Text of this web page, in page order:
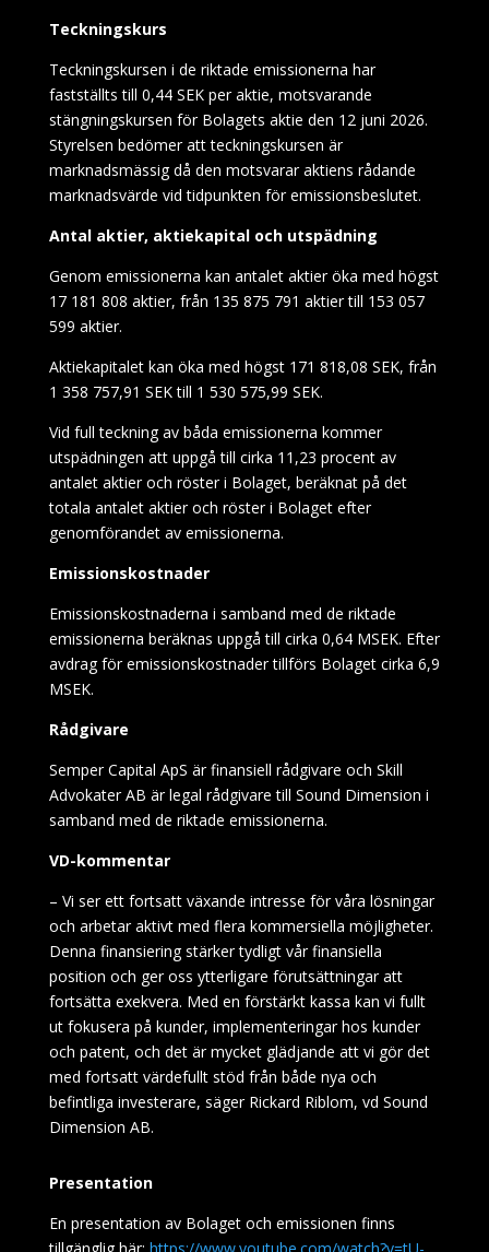
Teckningskurs
Teckningskursen i de riktade emissionerna har
fastställts till 0,44 SEK per aktie, motsvarande
stängningskursen för Bolagets aktie den 12 juni 2026.
Styrelsen bedömer att teckningskursen är
marknadsmässig då den motsvarar aktiens rådande
marknadsvärde vid tidpunkten för emissionsbeslutet.
Antal aktier, aktiekapital och utspädning
Genom emissionerna kan antalet aktier öka med högst
17 181 808 aktier, från 135 875 791 aktier till 153 057
599 aktier.
Aktiekapitalet kan öka med högst 171 818,08 SEK, från
1 358 757,91 SEK till 1 530 575,99 SEK.
Vid full teckning av båda emissionerna kommer
utspädningen att uppgå till cirka 11,23 procent av
antalet aktier och röster i Bolaget, beräknat på det
totala antalet aktier och röster i Bolaget efter
genomförandet av emissionerna.
Emissionskostnader
Emissionskostnaderna i samband med de riktade
emissionerna beräknas uppgå till cirka 0,64 MSEK. Efter
avdrag för emissionskostnader tillförs Bolaget cirka 6,9
MSEK.
Rådgivare
Semper Capital ApS är finansiell rådgivare och Skill
Advokater AB är legal rådgivare till Sound Dimension i
samband med de riktade emissionerna.
VD-kommentar
– Vi ser ett fortsatt växande intresse för våra lösningar
och arbetar aktivt med flera kommersiella möjligheter.
Denna finansiering stärker tydligt vår finansiella
position och ger oss ytterligare förutsättningar att
fortsätta exekvera. Med en förstärkt kassa kan vi fullt
ut fokusera på kunder, implementeringar hos kunder
och patent, och det är mycket glädjande att vi gör det
med fortsatt värdefullt stöd från både nya och
befintliga investerare, säger Rickard Riblom, vd Sound
Dimension AB.
Presentation
En presentation av Bolaget och emissionen finns